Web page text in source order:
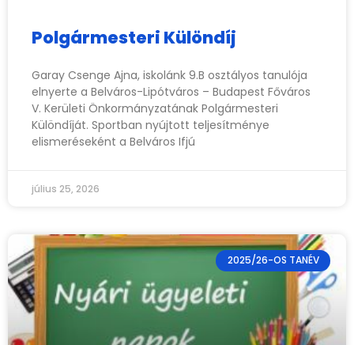
Polgármesteri Különdíj
Garay Csenge Ajna, iskolánk 9.B osztályos tanulója
elnyerte a Belváros-Lipótváros – Budapest Főváros
V. Kerületi Önkormányzatának Polgármesteri
Különdíját. Sportban nyújtott teljesítménye
elismeréseként a Belváros Ifjú
július 25, 2026
2025/26-OS TANÉV